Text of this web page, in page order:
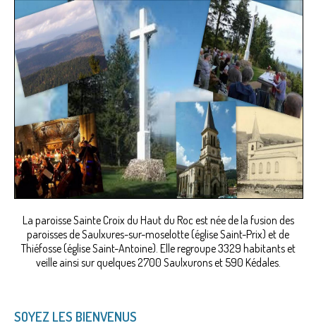
La paroisse Sainte Croix du Haut du Roc est née de la fusion des
paroisses de Saulxures-sur-moselotte (église Saint-Prix) et de
Thiéfosse (église Saint-Antoine). Elle regroupe 3329 habitants et
veille ainsi sur quelques 2700 Saulxurons et 590 Kédales.
SOYEZ LES BIENVENUS